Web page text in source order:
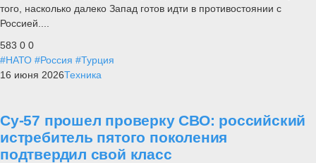
того, насколько далеко Запад готов идти в противостоянии с
Россией....
583 0 0
#НАТО #Россия #Турция
16 июня 2026Техника
Су-57 прошел проверку СВО: российский
истребитель пятого поколения
подтвердил свой класс